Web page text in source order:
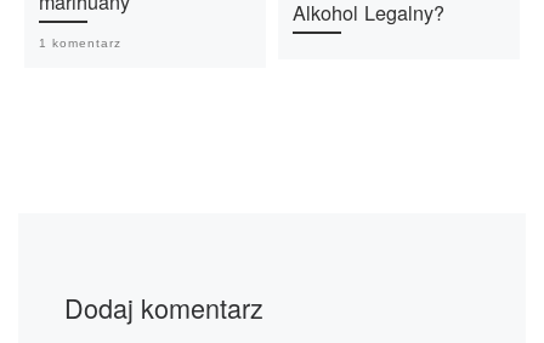
1 komentarz
Alkohol Legalny?
Dodaj komentarz